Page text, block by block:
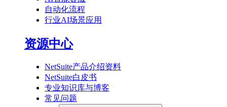
自动化流程
行业AI场景应用
资源中心
NetSuite产品介绍资料
NetSuite白皮书
专业知识库与博客
常见问题